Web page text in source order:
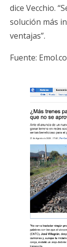
dice Vecchio.
solución más
ventajas”.
Fuente: